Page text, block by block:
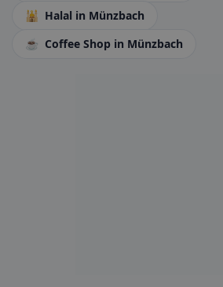
🕌 Halal in Münzbach
☕ Coffee Shop in Münzbach